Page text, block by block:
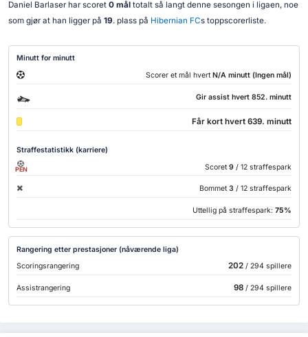
Daniel Barlaser har scoret 0 måltotalt så langt denne sesongen i ligaen, noe
som gjør at han ligger på 19. plass på Hibernian FCs toppscorerliste.
Minutt for minutt
Scorer et mål hvertN/A minutt (Ingen mål)
Gir assist hvert 852. minutt
Får kort hvert 639. minutt
Straffestatistikk (karriere)
PEN Scoret 9 / 12 straffespark
Bommet 3 / 12 straffespark
Uttellig på straffespark: 75%
Rangering etter prestasjoner (nåværende liga)
Scoringsrangering
202/ 294 spillere
Assistrangering 98/ 294 spillere